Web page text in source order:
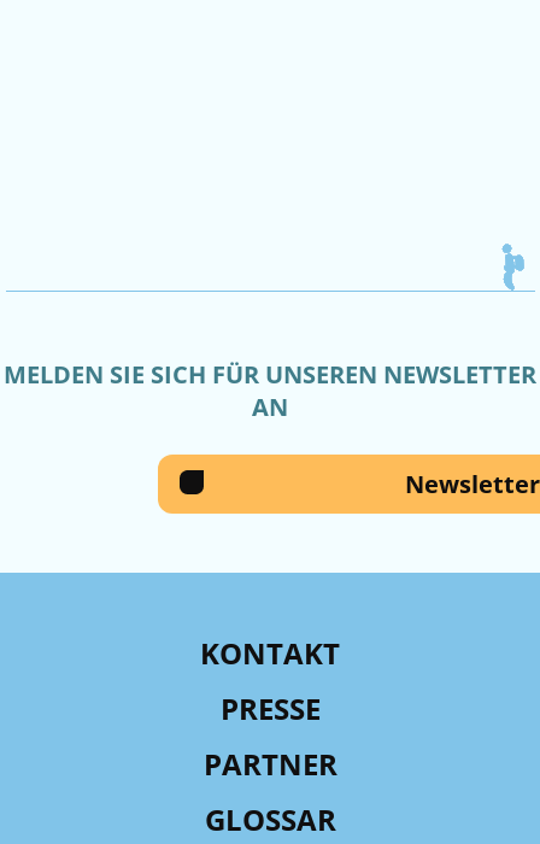
MELDEN SIE SICH FÜR UNSEREN NEWSLETTER
AN
Newsletter
KONTAKT
PRESSE
PARTNER
GLOSSAR